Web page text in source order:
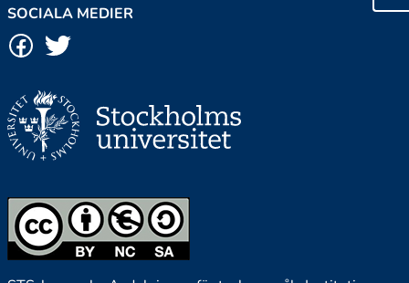
SOCIALA MEDIER